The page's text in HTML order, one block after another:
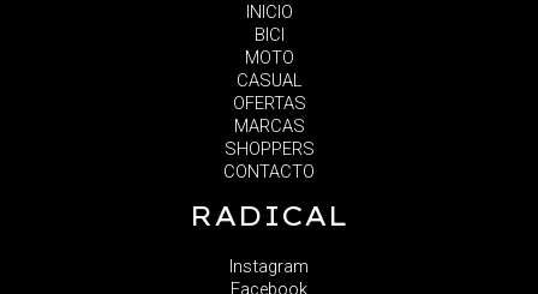
INICIO
BICI
MOTO
CASUAL
OFERTAS
MARCAS
SHOPPERS
CONTACTO
RADICAL
Instagram
Facebook